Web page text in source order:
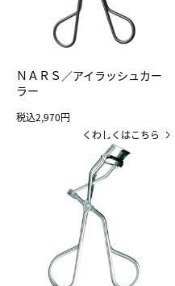
ＮＡＲＳ／アイラッシュカー
ラー
税込2,970円
くわしくはこちら